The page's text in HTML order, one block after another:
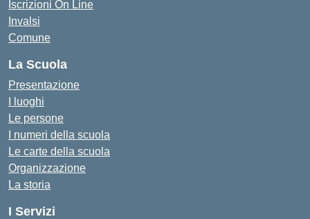
Iscrizioni On Line
Invalsi
Comune
La Scuola
Presentazione
I luoghi
Le persone
I numeri della scuola
Le carte della scuola
Organizzazione
La storia
I Servizi